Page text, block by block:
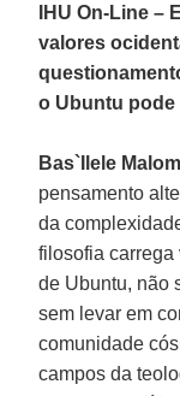
IHU On-Line –
valores
o Ubuntu pode
Bas`Ilele
pensamento
da
filosofia carrega
de Ubuntu, não
sem levar em
comunidade
campos da